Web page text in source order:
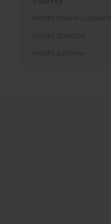
Indeks słów kluczowych
Indeks dziedzin
Indeks autorów